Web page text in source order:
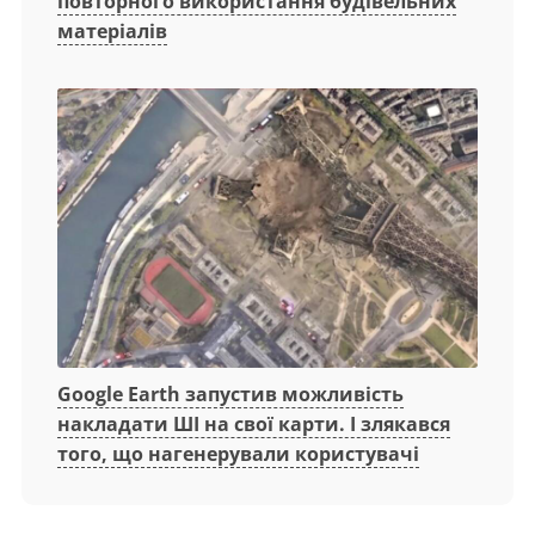
матеріалів
Google Earth запустив можливість
накладати ШІ на свої карти. І злякався
того, що нагенерували користувачі